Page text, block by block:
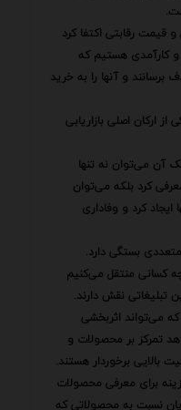
رقابتی اکتفا کرد
و کارآمدی هستیم که
برسانند و آنها را به خرید
ارکان اصلی بازاریابی
آن می‌توان نه تنها
کرد بلکه می‌توان
کرد و وفاداری
بستگی دارد.
کسانی منتقل می‌کنیم
نقش دارند.
می‌تواند اثربخشی
تمرکز بر محصولات و
بالایی برخوردار هستند.
برای معرفی محصولات
نسبت به محصولاتی که